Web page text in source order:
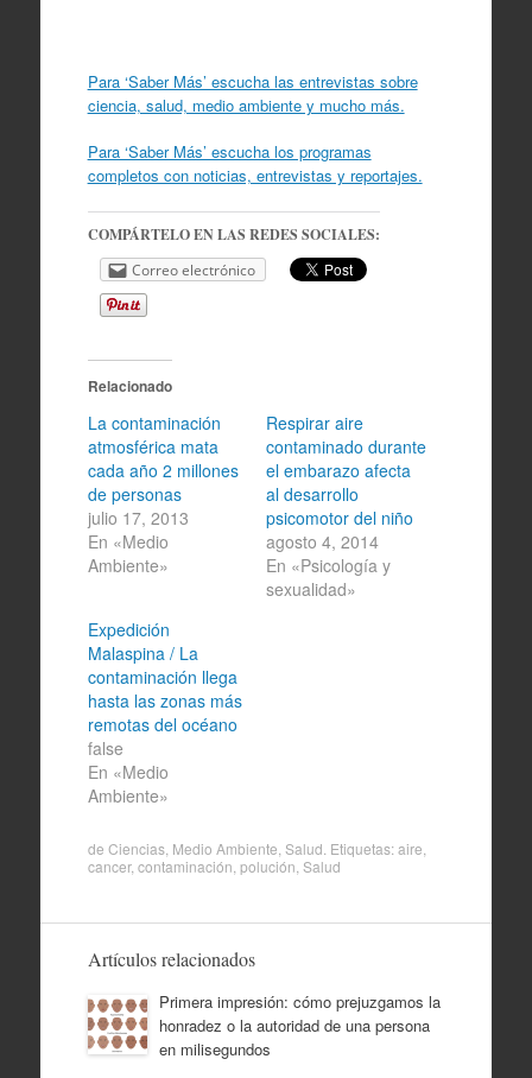
Para ‘Saber Más’ escucha las entrevistas sobre
ciencia, salud, medio ambiente y mucho más.
Para ‘Saber Más’ escucha los programas
completos con noticias, entrevistas y reportajes.
COMPÁRTELO EN LAS REDES SOCIALES:
Correo electrónico
Relacionado
La contaminación
atmosférica mata
cada año 2 millones
de personas
julio 17, 2013
En «Medio
Ambiente»
Respirar aire
contaminado durante
el embarazo afecta
al desarrollo
psicomotor del niño
agosto 4, 2014
En «Psicología y
sexualidad»
Expedición
Malaspina / La
contaminación llega
hasta las zonas más
remotas del océano
false
En «Medio
Ambiente»
de Ciencias, Medio Ambiente Salud . Etiquetas:aire
cancer, contaminación polución Salud
Artículos relacionados
Primera impresión: cómo prejuzgamos la
honradez o la autoridad de una persona
en milisegundos